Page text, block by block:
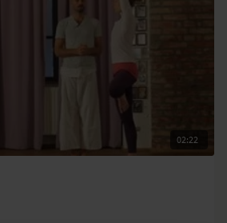
die Leiste. Bring die Hände an die Hüften.
die Brust. Presse Innenoberschenkel
Senke den linken Sitzknochen
die Hüften gerade stehen. Strecke die
Fingerspitzen. Verlängere von der linken
ins Knie. Bring die Arme dichter
an die Hüften. Komm zurück in Tadasana.
02:22